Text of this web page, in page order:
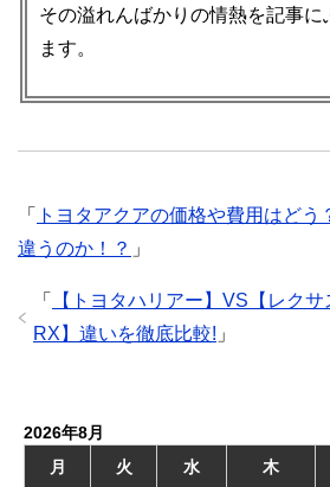
その溢れんばかりの情熱を記事に
ます。
「
トヨタアクアの価格や費用はどう
違うのか！？ 」
「
【トヨタハリアー】VS【レク
RX】違いを徹底比較! 」
2026年8月
月
火 水 木